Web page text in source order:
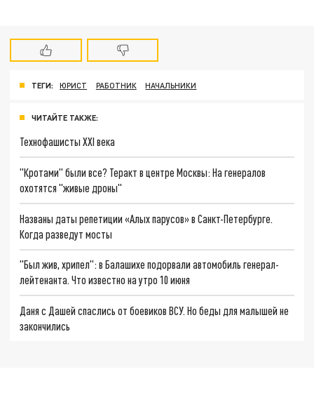
ТЕГИ: ЮРИСТ РАБОТНИК НАЧАЛЬНИКИ
ЧИТАЙТЕ ТАКЖЕ:
Технофашисты XXI века
"Кротами" были все? Теракт в центре Москвы: На генералов
охотятся "живые дроны"
Названы даты репетиции «Алых парусов» в Санкт-Петербурге.
Когда разведут мосты
"Был жив, хрипел": в Балашихе подорвали автомобиль генерал-
лейтенанта. Что известно на утро 10 июня
Даня с Дашей спаслись от боевиков ВСУ. Но беды для малышей не
закончились